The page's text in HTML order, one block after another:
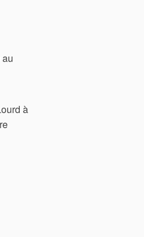
au
à